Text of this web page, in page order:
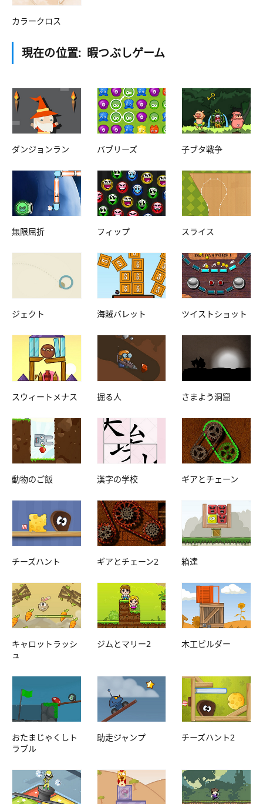
カラークロス
現在の位置: 暇つぶしゲーム
ダンジョンラン バブリーズ 子ブタ戦争
無限屈折 フィップ スライス
ジェクト 海賊バレット ツイストショット
スウィートメナス 掘る人 さまよう洞窟
動物のご飯 漢字の学校 ギアとチェーン
チーズハント ギアとチェーン2 箱達
キャロットラッシ
ュ
ジムとマリー2 木工ビルダー
おたまじゃくしト
ラブル
助走ジャンプ チーズハント2